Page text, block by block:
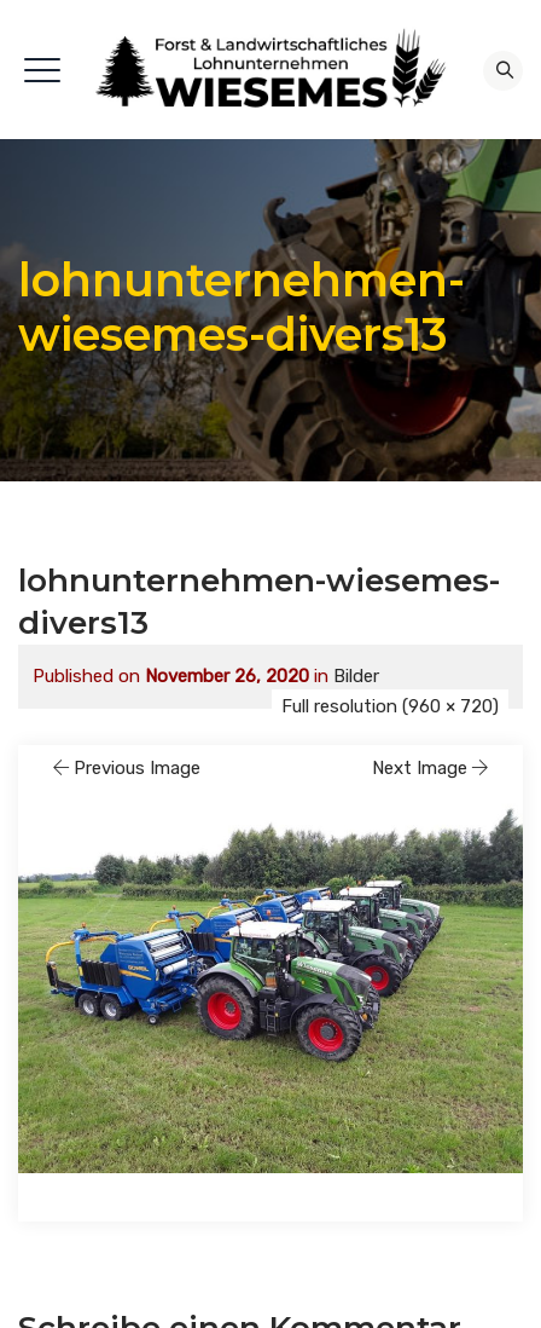
lohnunternehmen-
wiesemes-divers13
lohnunternehmen-wiesemes-
divers13
Published on November 26, 2020 in Bilder
Full resolution (960 × 720)
Previous Image Next Image